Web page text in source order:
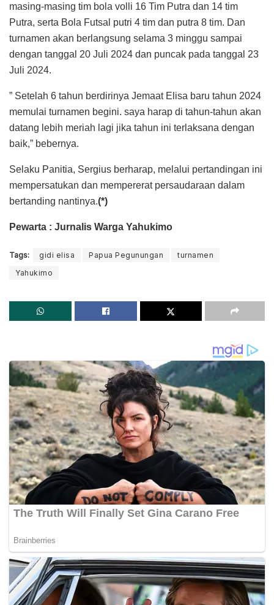
masing-masing tim bola volli 16 Tim Putra dan 14 tim
Putra, serta Bola Futsal putri 4 tim dan putra 8 tim. Dan
turnamen akan berlangsung selama 3 minggu sampai
dengan tanggal 20 Juli 2024 dan puncak pada tanggal 23
Juli 2024.
” Setelah 6 tahun berdirinya Jemaat Elisa baru tahun 2024
memulai turnamen begini. saya harap di tahun-tahun akan
datang lebih meriah lagi jika tahun ini terlaksana dengan
baik,” bebernya.
Selaku Panitia, Sergius berharap, melalui pertandingan ini
mempersatukan dan mempererat persaudaraan dalam
bertanding nantinya.(*)
Pewarta : Jurnalis Warga Yahukimo
Tags: gidi elisa Papua Pegunungan
turnamen
Yahukimo